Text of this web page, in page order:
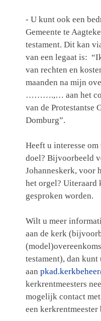
- U kunt ook een
Gemeente te
testament. Dit kan
van een legaat is:
van rechten en
maanden na mijn
……….,… aan het
van de Protestantse
Domburg”.
Heeft u interesse
doel? Bijvoorbeeld
Johanneskerk, voor
het orgel? Uiteraard
gesproken worden.
Wilt u meer
aan de kerk
testament), dan
aan
kerkrentmeesters
mogelijk contact
een